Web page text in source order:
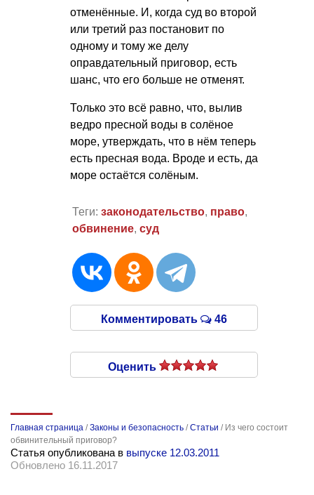
отменённые. И, когда суд во второй
или третий раз постановит по
одному и тому же делу
оправдательный приговор, есть
шанс, что его больше не отменят.
Только это всё равно, что, вылив
ведро пресной воды в солёное
море, утверждать, что в нём теперь
есть пресная вода. Вроде и есть, да
море остаётся солёным.
Теги: законодательство, право,
обвинение, суд
Комментировать 46
Оценить
Главная страница /Законы и безопасность /Статьи / Из чего состоит
обвинительный приговор?
Статья опубликована в выпуске 12.03.2011
Обновлено 16.11.2017